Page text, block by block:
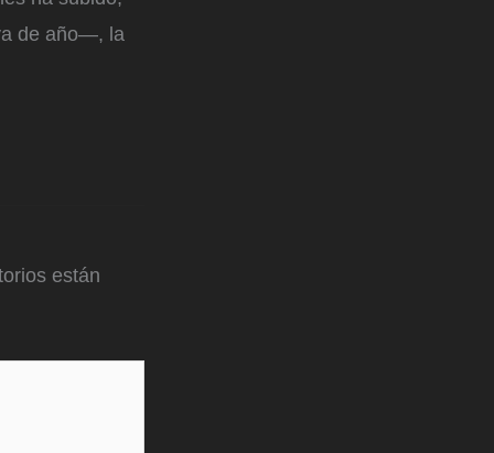
de año—, la
están